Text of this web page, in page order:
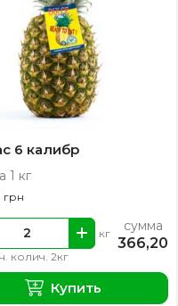
6 калибр
1 кг
грн
колич. 2кг
кг сумма
366,20
Купить